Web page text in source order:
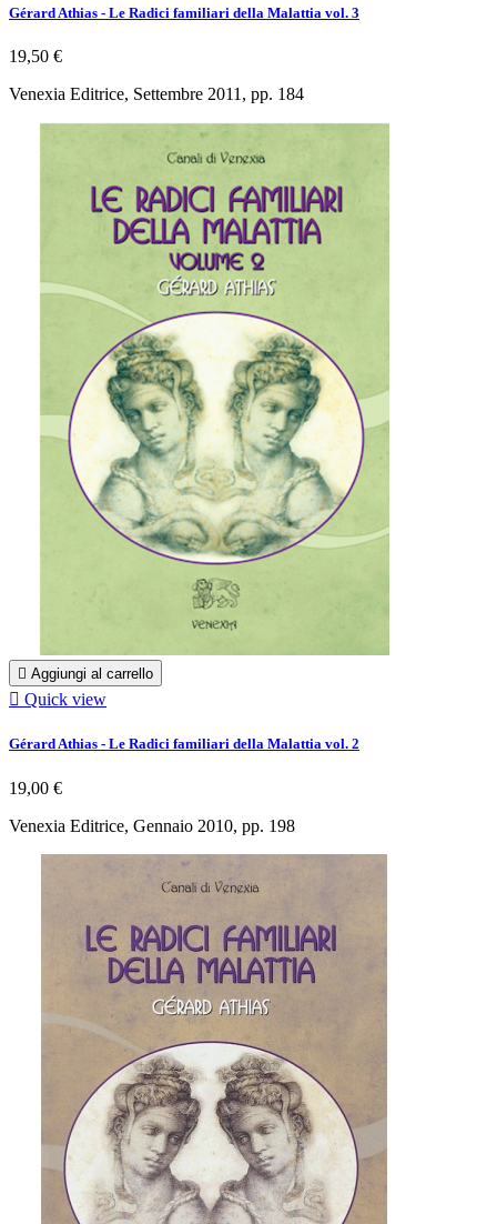
Gérard Athias - Le Radici familiari della Malattia vol. 3
19,50 €
Venexia Editrice, Settembre 2011, pp. 184
 Aggiungi al carrello
 Quick view
Gérard Athias - Le Radici familiari della Malattia vol. 2
19,00 €
Venexia Editrice, Gennaio 2010, pp. 198